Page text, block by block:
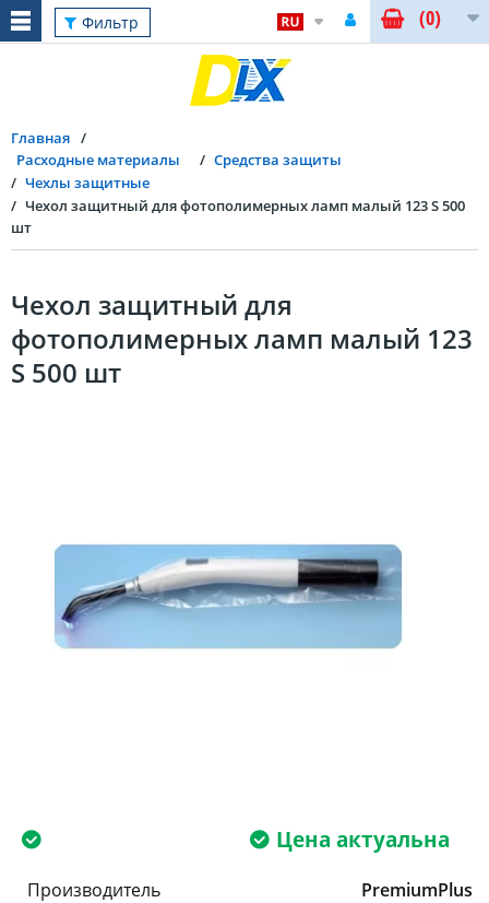
Фильтр (0)
Главная
Расходные материалы
Средства защиты
Чехлы защитные
Чехол защитный для фотополимерных ламп малый 123 S 500
шт
Чехол защитный для
фотополимерных ламп малый 123
S 500 шт
Цена актуальна
Производитель
PremiumPlus